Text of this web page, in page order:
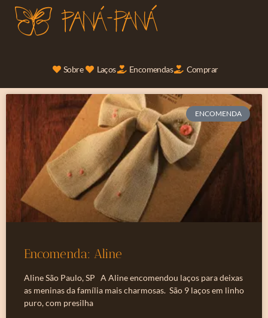
Sobre Laços Encomendas Comprar
ENCOMENDA
Encomenda: Aline
Aline São Paulo, SP A Aline encomendou laços para deixas
as meninas da família mais charmosas. São 9 laços em linho
puro, com presilha